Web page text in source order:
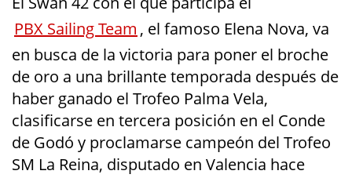
PBX Sailing Team , el famoso Elena Nova, va
en busca de la victoria para poner el broche
de oro a una brillante temporada después de
haber ganado el Trofeo Palma Vela,
clasificarse en tercera posición en el Conde
de Godó y proclamarse campeón del Trofeo
SM La Reina, disputado en Valencia hace